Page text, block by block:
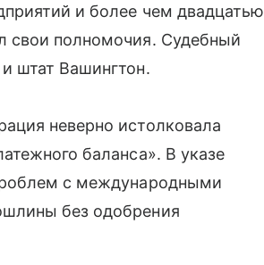
и более чем двадцатью
свои полномочия. Судебный
штат Вашингтон.
неверно истолковала
баланса». В указе
с международными
без одобрения